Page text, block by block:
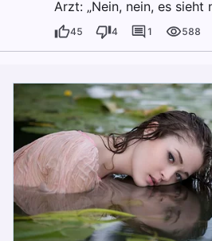
Arzt: „Nein, nein, es sieht
45 4 1 588